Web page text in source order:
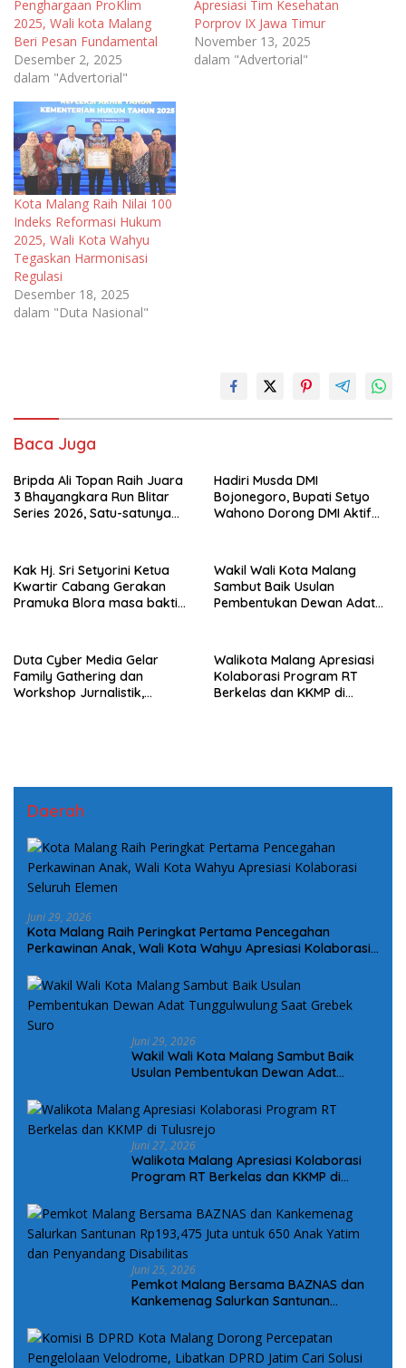
Penghargaan ProKlim
2025, Wali kota Malang
Beri Pesan Fundamental
Desember 2, 2025
dalam "Advertorial"
Apresiasi Tim Kesehatan
Porprov IX Jawa Timur
November 13, 2025
dalam "Advertorial"
Kota Malang Raih Nilai 100
Indeks Reformasi Hukum
2025, Wali Kota Wahyu
Tegaskan Harmonisasi
Regulasi
Desember 18, 2025
dalam "Duta Nasional"
Baca Juga
Bripda Ali Topan Raih Juara
3 Bhayangkara Run Blitar
Series 2026, Satu-satunya
Hadiri Musda DMI
Bojonegoro, Bupati Setyo
Wahono Dorong DMI Aktif
Kak Hj. Sri Setyorini Ketua
Kwartir Cabang Gerakan
Pramuka Blora masa bakti
Wakil Wali Kota Malang
Sambut Baik Usulan
Pembentukan Dewan Adat
Duta Cyber Media Gelar
Family Gathering dan
Workshop Jurnalistik,
Walikota Malang Apresiasi
Kolaborasi Program RT
Berkelas dan KKMP di
Daerah
Juni 29, 2026
Kota Malang Raih Peringkat Pertama Pencegahan
Perkawinan Anak, Wali Kota Wahyu Apresiasi Kolaborasi
Juni 29, 2026
Wakil Wali Kota Malang Sambut Baik
Usulan Pembentukan Dewan Adat
Juni 27, 2026
Walikota Malang Apresiasi Kolaborasi
Program RT Berkelas dan KKMP di
Juni 25, 2026
Pemkot Malang Bersama BAZNAS dan
Kankemenag Salurkan Santunan
dan Penyandang Disabilitas